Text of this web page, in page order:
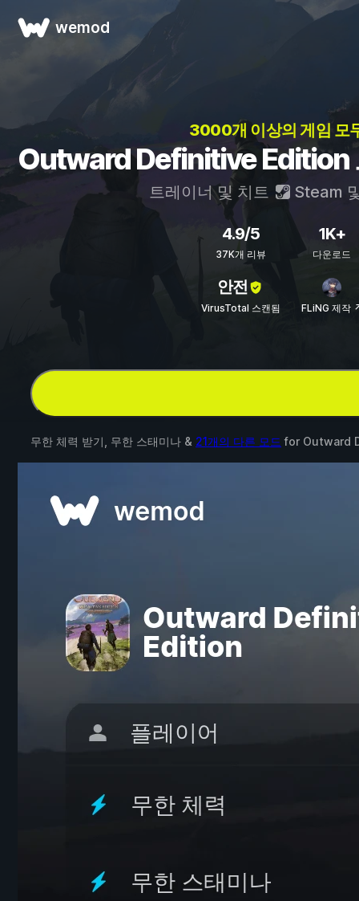
wemod
3000개 이상의 게임 모
Outward Definitive Edition
트레이너 및 치트 Steam
4.9/5
37K개 리뷰
1K+
다운로드
안전
VirusTotal 스캔됨 FLiNG 제작
무한 체력 받기, 무한 스태미나 & 21개의 다른 모드 for Outward